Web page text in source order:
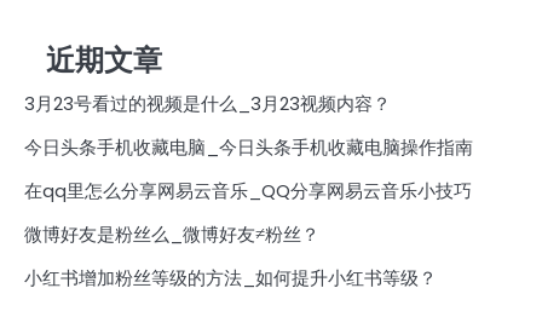
近期文章
3月23号看过的视频是什么_3月23视频内容？
今日头条手机收藏电脑_今日头条手机收藏电脑操作指南
在qq里怎么分享网易云音乐_QQ分享网易云音乐小技巧
微博好友是粉丝么_微博好友≠粉丝？
小红书增加粉丝等级的方法_如何提升小红书等级？